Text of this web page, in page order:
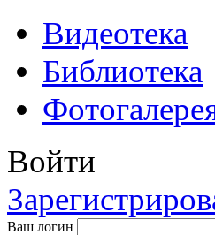
Видеотека
Библиотека
Войти
Ваш логин